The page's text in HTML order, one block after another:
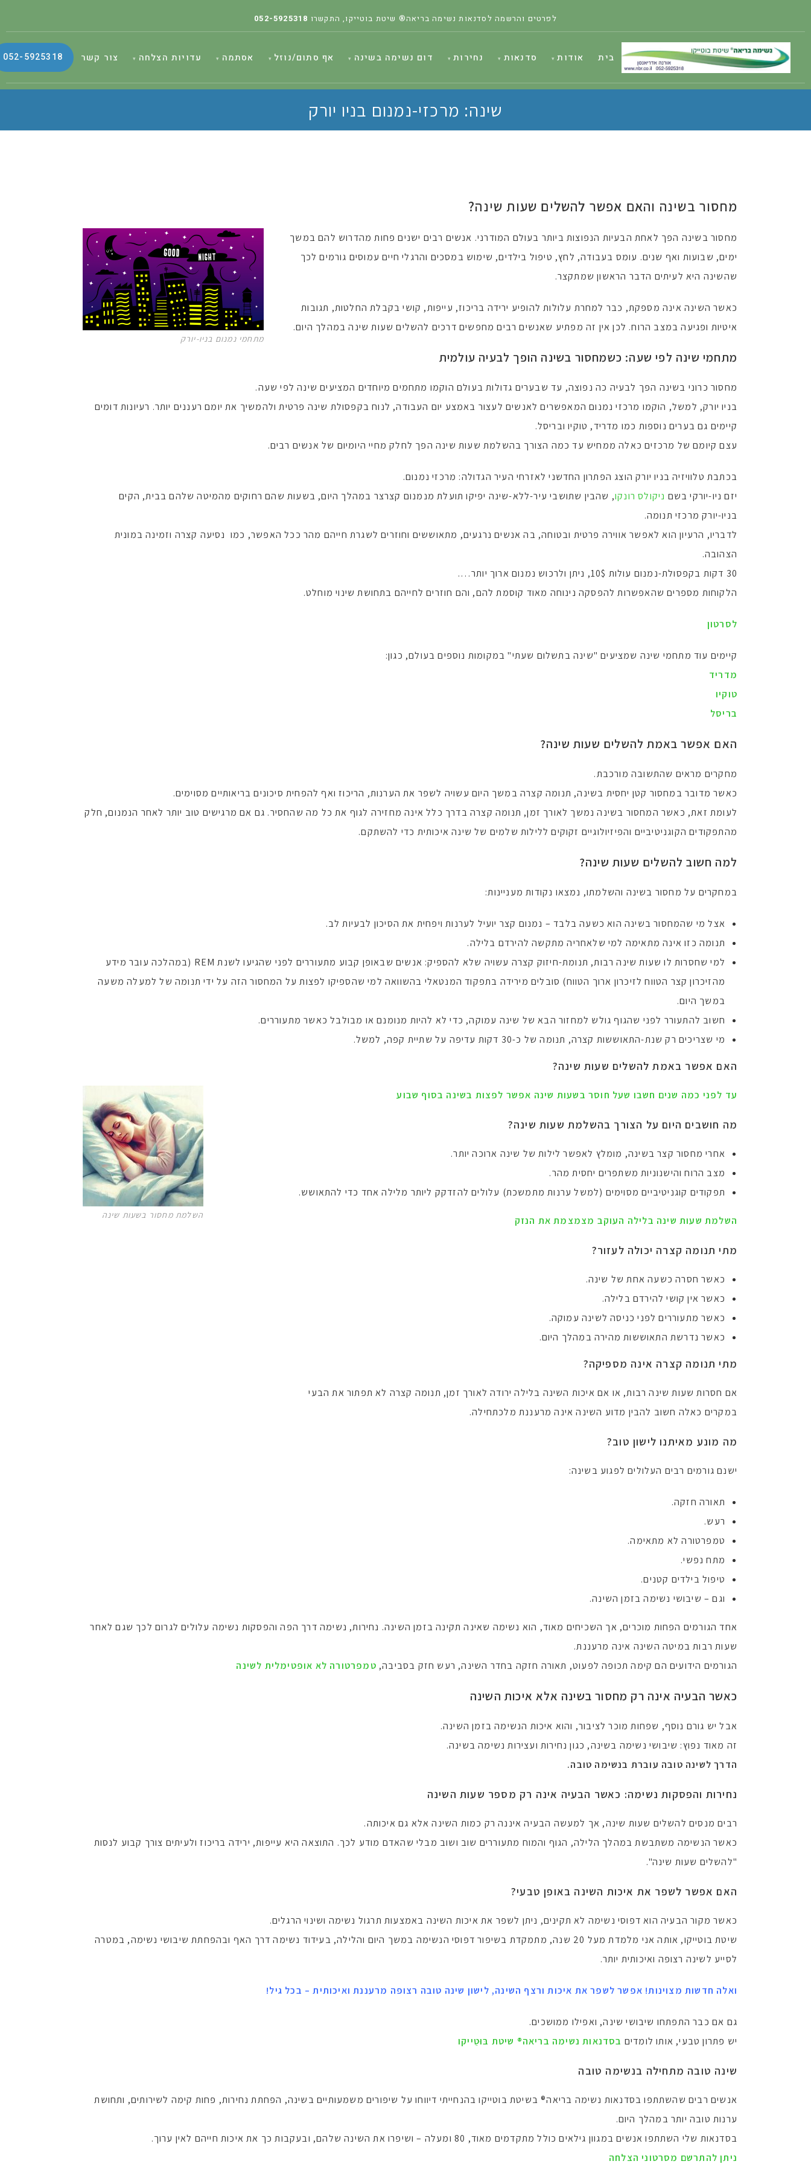
לפרטים והרשמה לסדנאות נשימה בריאה® שיטת בוטייקו, התקשרו 052-5925318
בית אודות סדנאות נחירות דום נשימה בשינה אף סתום/נוזל אסתמה עדויות הצלחה צור קשר 052-5925318
שינה: מרכזי-נמנום בניו יורק
מחסור בשינה והאם אפשר להשלים שעות שינה?
מתחמי נמנום בניו-יורק
מחסור בשינה הפך לאחת הבעיות הנפוצות ביותר בעולם המודרני. אנשים רבים ישנים פחות מהדרוש להם במשך
ימים, שבועות ואף שנים. עומס בעבודה, לחץ, טיפול בילדים, שימוש במסכים והרגלי חיים עמוסים גורמים לכך
שהשינה היא לעיתים הדבר הראשון שמתקצר.
כאשר השינה אינה מספקת, כבר למחרת עלולות להופיע ירידה בריכוז, עייפות, קושי בקבלת החלטות, תגובות
איטיות ופגיעה במצב הרוח. לכן אין זה מפתיע שאנשים רבים מחפשים דרכים להשלים שעות שינה במהלך היום.
מתחמי שינה לפי שעה: כשמחסור בשינה הופך לבעיה עולמית
מחסור כרוני בשינה הפך לבעיה כה נפוצה, עד שבערים גדולות בעולם הוקמו מתחמים מיוחדים המציעים שינה לפי שעה.
בניו יורק, למשל, הוקמו מרכזי נמנום המאפשרים לאנשים לעצור באמצע יום העבודה, לנוח בקפסולת שינה פרטית ולהמשיך את יומם רעננים יותר. רעיונות דומים
קיימים גם בערים נוספות כמו מדריד, טוקיו ובריסל.
עצם קיומם של מרכזים כאלה ממחיש עד כמה הצורך בהשלמת שעות שינה הפך לחלק מחיי היומיום של אנשים רבים.
בכתבת טלוויזיה בניו יורק הוצג הפתרון החדשני לאזרחי העיר הגדולה: מרכזי נמנום.
יזם ניו-יורקי בשם ניקולס רונקו, שהבין שתושבי עיר-ללא-שינה יפיקו תועלת מנמנום קצרצר במהלך היום, בשעות שהם רחוקים מהמיטה שלהם בבית, הקים
בניו-יורק מרכזי תנומה.
לדבריו, הרעיון הוא לאפשר אווירה פרטית ובטוחה, בה אנשים נרגעים, מתאוששים וחוזרים לשגרת חייהם מהר ככל האפשר, כמו נסיעה קצרה וזמינה במונית
הצהובה.
30 דקות בקפסולת-נמנום עולות 10$, ניתן ולרכוש נמנום ארוך יותר….
הלקוחות מספרים שהאפשרות להפסקה נינוחה מאוד קוסמת להם, והם חוזרים לחייהם בתחושת שינוי מוחלט.
לסרטון
קיימים עוד מתחמי שינה שמציעים "שינה בתשלום שעתי" במקומות נוספים בעולם, כגון:
מדריד
טוקיו
בריסל
האם אפשר באמת להשלים שעות שינה?
מחקרים מראים שהתשובה מורכבת.
כאשר מדובר במחסור קטן יחסית בשינה, תנומה קצרה במשך היום עשויה לשפר את הערנות, הריכוז ואף להפחית סיכונים בריאותיים מסוימים.
לעומת זאת, כאשר המחסור בשינה נמשך לאורך זמן, תנומה קצרה בדרך כלל אינה מחזירה לגוף את כל מה שהחסיר. גם אם מרגישים טוב יותר לאחר הנמנום, חלק
מהתפקודים הקוגניטיביים והפיזיולוגיים זקוקים ללילות שלמים של שינה איכותית כדי להשתקם.
למה חשוב להשלים שעות שינה?
במחקרים על מחסור בשינה והשלמתו, נמצאו נקודות מעניינות:
אצל מי שהמחסור בשינה הוא כשעה בלבד – נמנום קצר יועיל לערנות ויפחית את הסיכון לבעיות לב.
תנומה כזו אינה מתאימה למי שלאחריה מתקשה להירדם בלילה.
למי שחסרות לו שעות שינה רבות, תנומת-חיזוק קצרה עשויה שלא להספיק: אנשים שבאופן קבוע מתעוררים לפני שהגיעו לשנת REM (במהלכה עובר מידע
מהזיכרון קצר הטווח לזיכרון ארוך הטווח) סובלים מירידה בתפקוד המנטאלי בהשוואה למי שהספיקו לפצות על המחסור הזה על ידי תנומה של למעלה משעה
במשך היום.
חשוב להתעורר לפני שהגוף גולש למחזור הבא של שינה עמוקה, כדי לא להיות מנומנם או מבולבל כאשר מתעוררים.
מי שצריכים רק שנת-התאוששות קצרה, תנומה של כ-30 דקות עדיפה על שתיית קפה, למשל.
האם אפשר באמת להשלים שעות שינה?
השלמת מחסור בשעות שינה
עד לפני כמה שנים חשבו שעל חוסר בשעות שינה אפשר לפצות בשינה בסוף שבוע
מה חושבים היום על הצורך בהשלמת שעות שינה?
אחרי מחסור קצר בשינה, מומלץ לאפשר לילות של שינה ארוכה יותר.
מצב הרוח והישנוניות משתפרים יחסית מהר.
תפקודים קוגניטיביים מסוימים (למשל ערנות מתמשכת) עלולים להזדקק ליותר מלילה אחד כדי להתאושש.
השלמת שעות שינה בלילה העוקב מצמצמת את הנזק
מתי תנומה קצרה יכולה לעזור?
כאשר חסרה כשעה אחת של שינה.
כאשר אין קושי להירדם בלילה.
כאשר מתעוררים לפני כניסה לשינה עמוקה.
כאשר נדרשת התאוששות מהירה במהלך היום.
מתי תנומה קצרה אינה מספיקה?
אם חסרות שעות שינה רבות, או אם איכות השינה בלילה ירודה לאורך זמן, תנומה קצרה לא תפתור את הבעי
במקרים כאלה חשוב להבין מדוע השינה אינה מרעננת מלכתחילה.
מה מונע מאיתנו לישון טוב?
ישנם גורמים רבים העלולים לפגוע בשינה:
תאורה חזקה.
רעש.
טמפרטורה לא מתאימה.
מתח נפשי.
טיפול בילדים קטנים.
וגם – שיבושי נשימה בזמן השינה.
אחד הגורמים הפחות מוכרים, אך השכיחים מאוד, הוא נשימה שאינה תקינה בזמן השינה. נחירות, נשימה דרך הפה והפסקות נשימה עלולים לגרום לכך שגם לאחר
שעות רבות במיטה השינה אינה מרעננת.
הגורמים הידועים הם קימה תכופה לפעוט, תאורה חזקה בחדר השינה, רעש חזק בסביבה, טמפרטורה לא אופטימלית לשינה
כאשר הבעיה אינה רק מחסור בשינה אלא איכות השינה
אבל יש גורם נוסף, שפחות מוכר לציבור, והוא איכות הנשימה בזמן השינה.
זה מאוד נפוץ: שיבושי נשימה בשינה, כגון נחירות ועצירות נשימה בשינה.
הדרך לשינה טובה עוברת בנשימה טובה.
נחירות והפסקות נשימה: כאשר הבעיה אינה רק מספר שעות השינה
רבים מנסים להשלים שעות שינה, אך למעשה הבעיה איננה רק כמות השינה אלא גם איכותה.
כאשר הנשימה משתבשת במהלך הלילה, הגוף והמוח מתעוררים שוב ושוב מבלי שהאדם מודע לכך. התוצאה היא עייפות, ירידה בריכוז ולעיתים צורך קבוע לנסות
"להשלים שעות שינה".
האם אפשר לשפר את איכות השינה באופן טבעי?
כאשר מקור הבעיה הוא דפוסי נשימה לא תקינים, ניתן לשפר את איכות השינה באמצעות תרגול נשימה ושינוי הרגלים.
שיטת בוטייקו, אותה אני מלמדת מעל 20 שנה, מתמקדת בשיפור דפוסי הנשימה במשך היום והלילה, בעידוד נשימה דרך האף ובהפחתת שיבושי נשימה, במטרה
לסייע לשינה רצופה ואיכותית יותר.
ואלה חדשות מצוינות! אפשר לשפר את איכות ורצף השינה, לישון שינה טובה רצופה מרעננת ואיכותית – בכל גיל!
גם אם כבר התפתחו שיבושי שינה, ואפילו ממושכים.
יש פתרון טבעי, אותו לומדים בסדנאות נשימה בריאה® שיטת בּוּטֵייקו
שינה טובה מתחילה בנשימה טובה
אנשים רבים שהשתתפו בסדנאות נשימה בריאה® בשיטת בוטייקו בהנחייתי דיווחו על שיפורים משמעותיים בשינה, הפחתת נחירות, פחות קימה לשירותים, ותחושת
ערנות טובה יותר במהלך היום.
בסדנאות שלי השתתפו אנשים במגוון גילאים כולל מתקדמים מאוד, 80 ומעלה – ושיפרו את השינה שלהם, ובעקבות כך את איכות חייהם לאין ערוך.
ניתן להתרשם מסרטוני הצלחה